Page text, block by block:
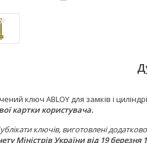
ключ ABLOY для замків і
картки користувача.
ключів, виготовлені
Міністрів України від 19 березня